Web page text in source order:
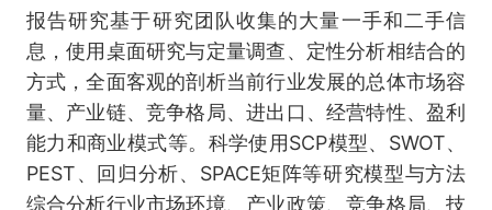
报告研究基于研究团队收集的大量一手和二手信
息，使用桌面研究与定量调查、定性分析相结合的
方式，全面客观的剖析当前行业发展的总体市场容
量、产业链、竞争格局、进出口、经营特性、盈利
能力和商业模式等。科学使用SCP模型、SWOT、
PEST、回归分析、SPACE矩阵等研究模型与方法
综合分析行业市场环境、产业政策、竞争格局、技